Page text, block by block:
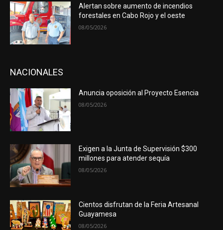
Alertan sobre aumento de incendios
forestales en Cabo Rojo y el oeste
08/05/2026
NACIONALES
Anuncia oposición al Proyecto Esencia
08/05/2026
Exigen a la Junta de Supervisión $300
millones para atender sequía
08/05/2026
Cientos disfrutan de la Feria Artesanal
Guayamesa
08/05/2026